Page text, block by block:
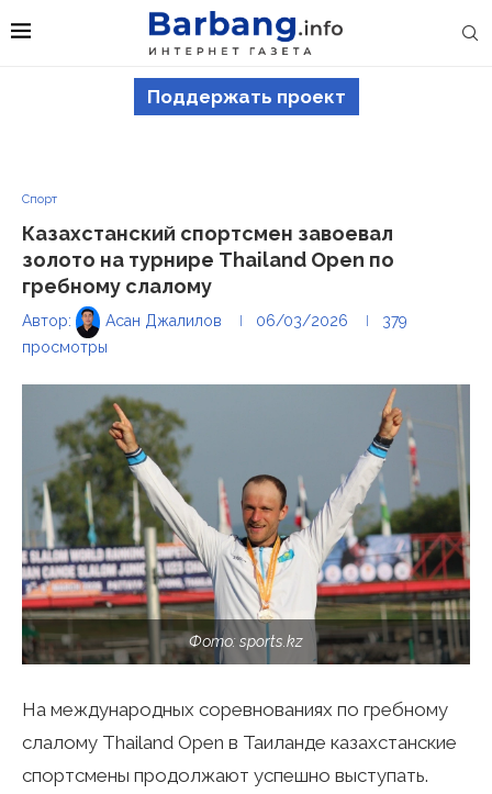
Поддержать проект
Спорт
Казахстанский спортсмен завоевал
золото на турнире Thailand Open по
гребному слалому
Автор: Асан Джалилов 06/03/2026
379
просмотры
Фото: sports.kz
На международных соревнованиях по гребному
слалому Thailand Open в Таиланде казахстанские
спортсмены продолжают успешно выступать.